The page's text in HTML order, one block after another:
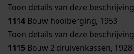
Toon details van deze beschrijving
1114 Bouw hooiberging, 1953
Toon details van deze beschrijving
1115 Bouw 2 druivenkassen, 1928